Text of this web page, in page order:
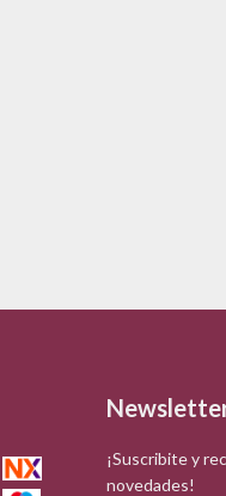
¡Suscribite y
novedades!